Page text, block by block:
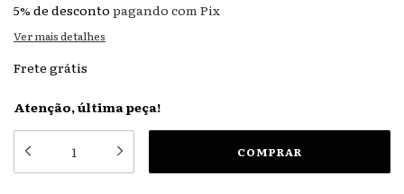
5% de desconto pagando com Pix
Ver mais detalhes
Frete grátis
Atenção, última peça!